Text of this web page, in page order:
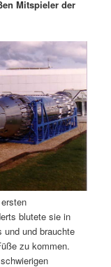
Mitspieler der
blutete sie in
und und brauchte
zu kommen.